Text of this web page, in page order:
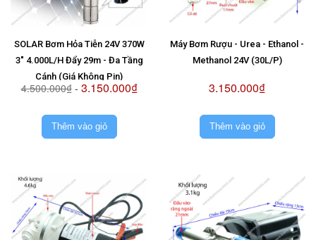
SOLAR Bơm Hỏa Tiễn 24V 370W
3" 4.000L/H Đẩy 29m - Đa Tầng
Cánh (Giá Không Pin)
4.500.000₫- 3.150.000₫
Thêm vào giỏ
Máy Bơm Rượu - Urea - Ethanol -
Methanol 24V (30L/P)
3.150.000₫
Thêm vào giỏ